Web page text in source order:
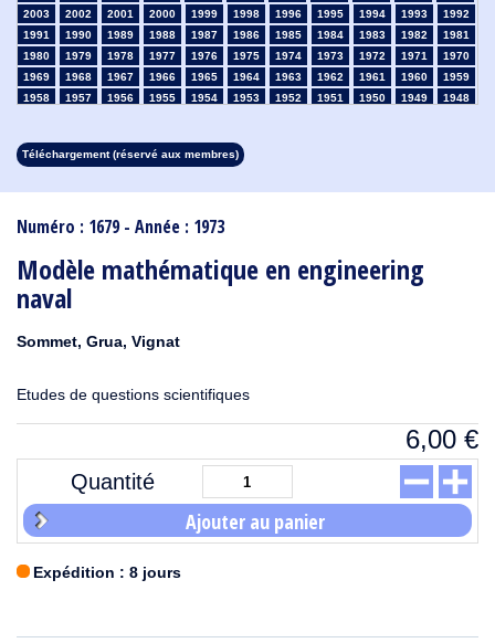
Numéro : 1679 - Année : 1973
Modèle mathématique en engineering
naval
Sommet, Grua, Vignat
Etudes de questions scientifiques
6,00 €
Quantité
Ajouter au panier
Expédition : 8 jours
2003
2002 2001 2000 1999 1998 1996 1995 1994 1993
1992
1991
1990 1989 1988 1987 1986 1985 1984 1983 1982
1981
1980
1979 1978 1977 1976 1975 1974 1973 1972 1971
1970
1969
1968 1967 1966 1965 1964 1963 1962 1961 1960
1959
1958
1957 1956 1955 1954 1953 1952 1951 1950 1949
1948
1913
1912 1911 1910 1909 1908
Téléchargement (réservé aux membres)